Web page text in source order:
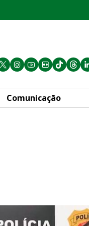
Comunicação